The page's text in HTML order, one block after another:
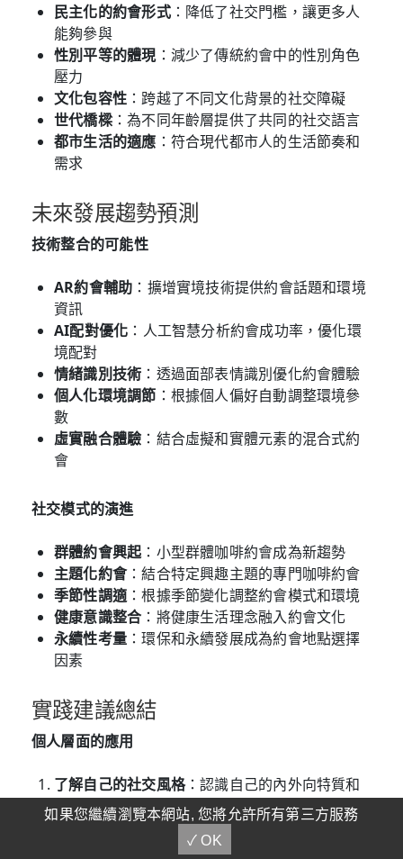
民主化的約會形式：降低了社交門檻，讓更多人
能夠參與
性別平等的體現：減少了傳統約會中的性別角色
壓力
文化包容性 ：跨越了不同文化背景的社交障礙
世代橋樑：為不同年齡層提供了共同的社交語言
都市生活的適應 ：符合現代都市人的生活節奏和
需求
未來發展趨勢預測
技術整合的可能性
AR約會輔助 ：擴增實境技術提供約會話題和環境
資訊
AI配對優化 ：人工智慧分析約會成功率，優化環
境配對
情緒識別技術 ：透過面部表情識別優化約會體驗
個人化環境調節 ：根據個人偏好自動調整環境參
數
虛實融合體驗 ：結合虛擬和實體元素的混合式約
會
社交模式的演進
群體約會興起：小型群體咖啡約會成為新趨勢
主題化約會：結合特定興趣主題的專門咖啡約會
季節性調適 ：根據季節變化調整約會模式和環境
健康意識整合 ：將健康生活理念融入約會文化
永續性考量 ：環保和永續發展成為約會地點選擇
因素
實踐建議總結
個人層面的應用
了解自己的社交風格：認識自己的內外向特質和
社交需求
掌握環境心理學原理：學會選擇和利用有利的社
如果您繼續瀏覽本網站, 您將允許所有第三方服務
✓ OK